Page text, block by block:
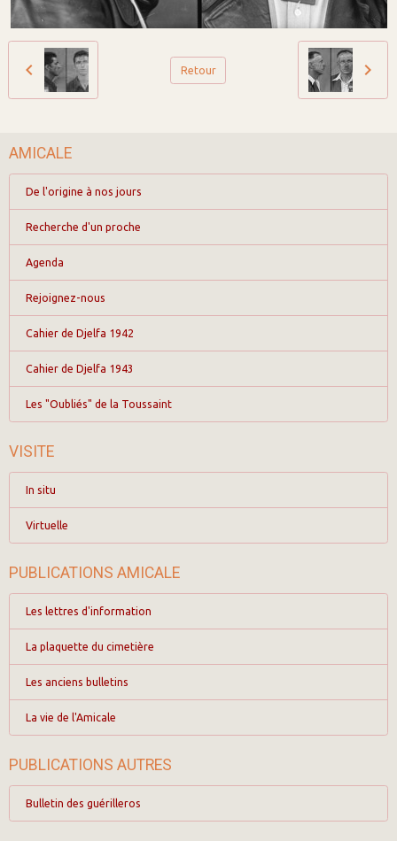
Retour
AMICALE
De l'origine à nos jours
Recherche d'un proche
Agenda
Rejoignez-nous
Cahier de Djelfa 1942
Cahier de Djelfa 1943
Les "Oubliés" de la Toussaint
VISITE
In situ
Virtuelle
PUBLICATIONS AMICALE
Les lettres d'information
La plaquette du cimetière
Les anciens bulletins
La vie de l'Amicale
PUBLICATIONS AUTRES
Bulletin des guérilleros